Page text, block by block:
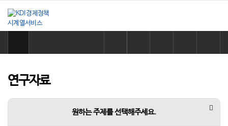
로
동
크
카
기
이
이
위
기
연구자료
원하는 주제를 선택해주세요.
항목